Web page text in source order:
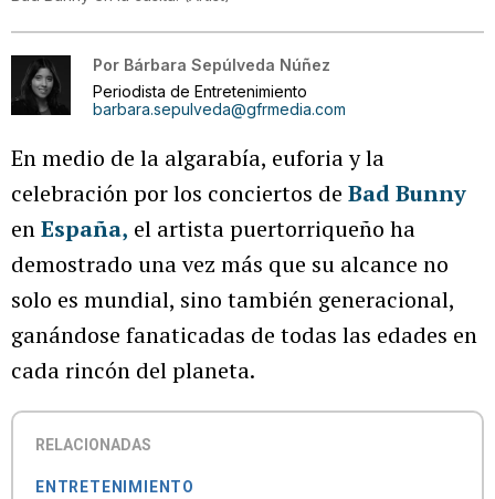
Por Bárbara Sepúlveda Núñez
Periodista de Entretenimiento
barbara.sepulveda@gfrmedia.com
En medio de la algarabía, euforia y la
celebración por los conciertos de Bad Bunny
enEspaña, el artista puertorriqueño ha
demostrado una vez más que su alcance no
solo es mundial, sino también generacional,
ganándose fanaticadas de todas las edades en
cada rincón del planeta.
RELACIONADAS
ENTRETENIMIENTO